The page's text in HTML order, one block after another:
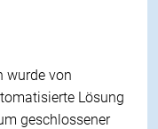
wurde von
Lösung
geschlossener